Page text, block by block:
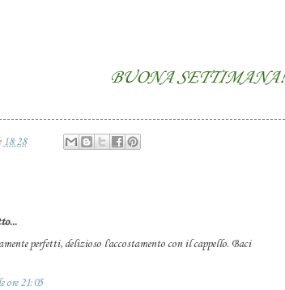
BUONA SETTIMANA!
18:28
perfetti, delizioso l'accostamento con il cappello. Baci
ore 21:05